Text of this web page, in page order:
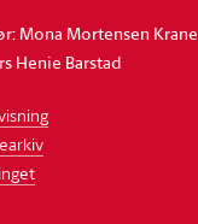
Mona Mortensen Krane
Henie Barstad